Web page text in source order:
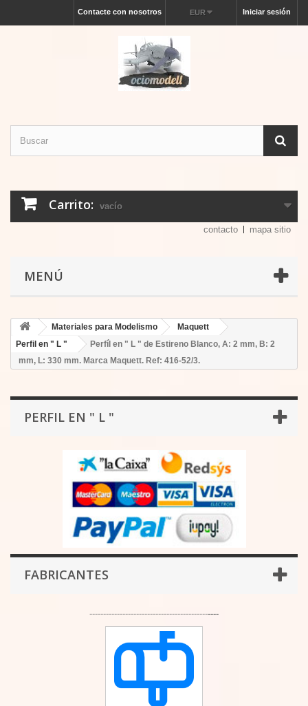
Iniciar sesión
EUR
Contacte con nosotros
Carrito: vacío
contacto mapa sitio
MENÚ
Materiales para Modelismo
Maquett
Perfil en " L "
Perfíl en " L " de Estireno Blanco, A: 2 mm, B: 2
mm, L: 330 mm. Marca Maquett. Ref: 416-52/3.
PERFIL EN " L "
FABRICANTES
-----------------------------------------------